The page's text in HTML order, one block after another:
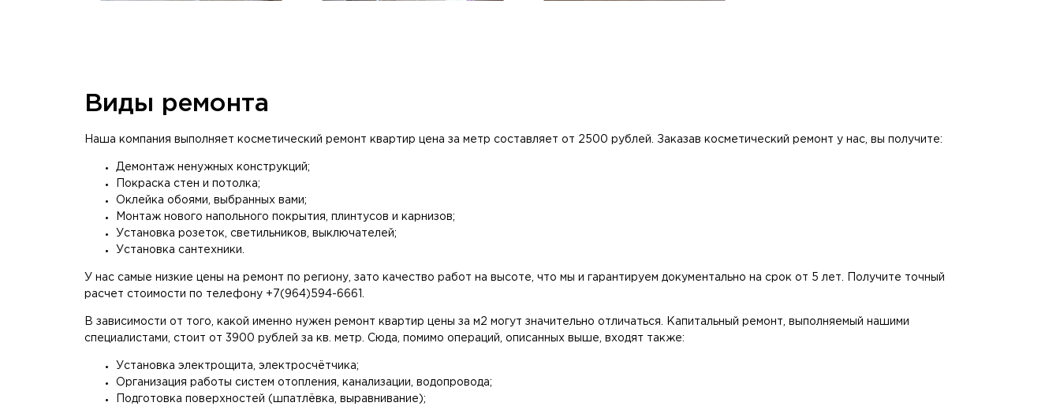
Виды ремонта
Наша компания выполняет косметический ремонт квартир цена за метр составляет от 2500 рублей. Заказав косметический ремонт у нас, вы получите:
Демонтаж ненужных конструкций;
Покраска стен и потолка;
Оклейка обоями, выбранных вами;
Монтаж нового напольного покрытия, плинтусов и карнизов;
Установка розеток, светильников, выключателей;
Установка сантехники.
У нас самые низкие цены на ремонт по региону, зато качество работ на высоте, что мы и гарантируем документально на срок от 5 лет. Получите точный
расчет стоимости по телефону +7(964)594-6661.
В зависимости от того, какой именно нужен ремонт квартир цены за м2 могут значительно отличаться. Капитальный ремонт, выполняемый нашими
специалистами, стоит от 3900 рублей за кв. метр. Сюда, помимо операций, описанных выше, входят также:
Установка электрощита, электросчётчика;
Организация работы систем отопления, канализации, водопровода;
Подготовка поверхностей (шпатлёвка, выравнивание);